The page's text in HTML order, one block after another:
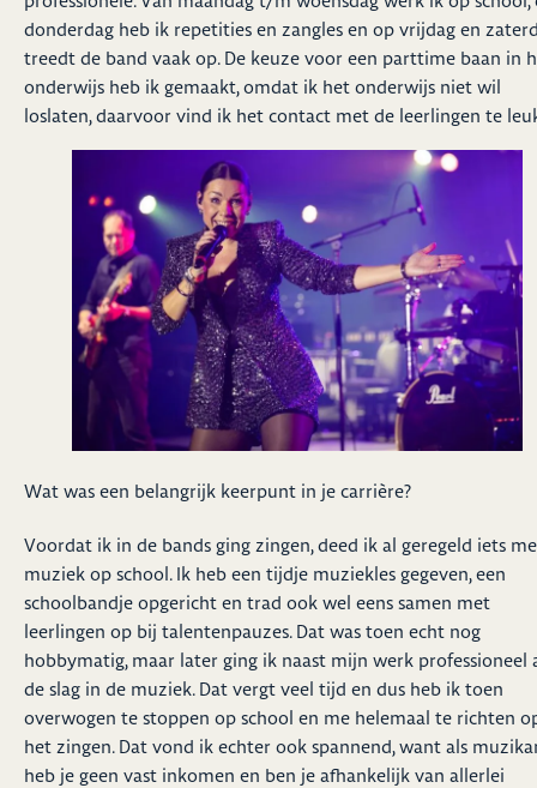
donderdag heb ik repetities en zangles en op vrijdag en
treedt de band vaak op. De keuze voor een parttime baan in
onderwijs heb ik gemaakt, omdat ik het onderwijs niet wil
loslaten, daarvoor vind ik het contact met de leerlingen te
Wat was een belangrijk keerpunt in je carrière?
Voordat ik in de bands ging zingen, deed ik al geregeld iets
muziek op school. Ik heb een tijdje muziekles gegeven, een
schoolbandje opgericht en trad ook wel eens samen met
leerlingen op bij talentenpauzes. Dat was toen echt nog
hobbymatig, maar later ging ik naast mijn werk professioneel
de slag in de muziek. Dat vergt veel tijd en dus heb ik toen
overwogen te stoppen op school en me helemaal te richten
het zingen. Dat vond ik echter ook spannend, want als
heb je geen vast inkomen en ben je afhankelijk van allerlei